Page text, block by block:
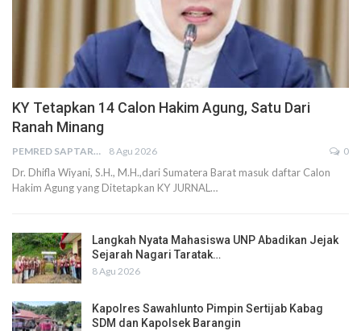
KY Tetapkan 14 Calon Hakim Agung, Satu Dari
Ranah Minang
PEMRED SAPTARIUS 8 Agu 2026 0
Dr. Dhifla Wiyani, S.H., M.H.,dari Sumatera Barat masuk daftar Calon
Hakim Agung yang Ditetapkan KY JURNAL…
Langkah Nyata Mahasiswa UNP Abadikan Jejak
Sejarah Nagari Taratak…
8 Agu 2026
Kapolres Sawahlunto Pimpin Sertijab Kabag
SDM dan Kapolsek Barangin